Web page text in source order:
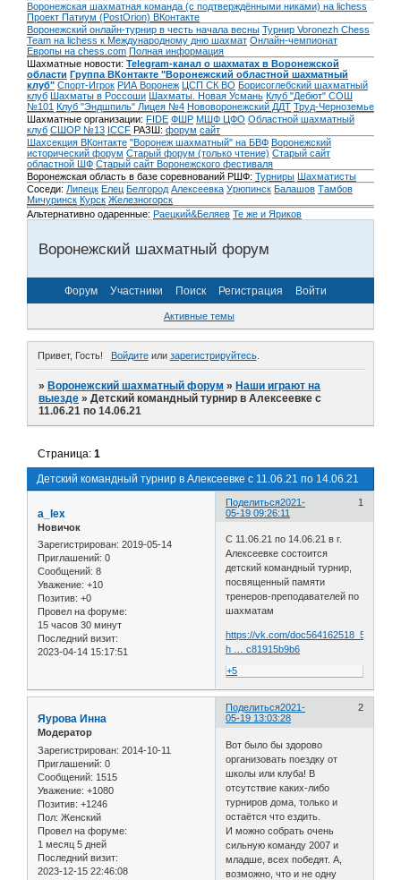
Воронежская шахматная команда (с подтверждёнными никами) на lichess
Проект Патиум (PostOrion) ВКонтакте
Воронежский онлайн-турнир в честь начала весны Турнир Voronezh Chess
Team на lichess к Международному дню шахмат Онлайн-чемпионат
Европы на chess.com Полная информация
Шахматные новости: Telegram-канал о шахматах в Воронежской
области Группа ВКонтакте "Воронежский областной шахматный
клуб" Спорт-Игрок РИА Воронеж ЦСП СК ВО Борисоглебский шахматный
клуб Шахматы в Россоши Шахматы. Новая Усмань Клуб "Дебют" СОШ
№101 Клуб "Эндшпиль" Лицея №4 Нововоронежский ДДТ Труд-Черноземье
Шахматные организации: FIDE ФШР МШФ ЦФО Областной шахматный
клуб СШОР №13 ICCF РАЗШ: форум сайт
Шахсекция ВКонтакте "Воронеж шахматный" на БВФ Воронежский
исторический форум Cтарый форум (только чтение) Старый сайт
областной ШФ Старый сайт Воронежского фестиваля
Воронежская область в базе соревнований РШФ: Турниры Шахматисты
Соседи: Липецк Елец Белгород Алексеевка Урюпинск Балашов Тамбов
Мичуринск Курск Железногорск
Альтернативно одаренные: Раецкий&Беляев Те же и Яриков
Воронежский шахматный форум
Форум Участники Поиск Регистрация Войти
Активные темы
Привет, Гость! Войдитеили зарегистрируйтесь.
»Воронежский шахматный форум »Наши играют на
выезде »Детский командный турнир в Алексеевке с
11.06.21 по 14.06.21
Детский командный турнир в Алексеевке с 11.06.21 по 14.06.21
Страница:1
Поделиться 1
2021-
05-19 09:26:11
a_lex
Новичок
Зарегистрирован: 2019-05-14
Приглашений: 0
Сообщений: 8
Уважение: +10
Позитив: +0
Провел на форуме:
15 часов 30 минут
Последний визит:
2023-04-14 15:17:51
С 11.06.21 по 14.06.21 в г.
Алексеевке состоится
детский командный турнир,
посвященный памяти
тренеров-преподавателей по
шахматам
https://vk.com/
h … c81915b9b6
+5
Поделиться 2
2021-
05-19 13:03:28
Яурова Инна
Модератор
Зарегистрирован: 2014-10-11
Приглашений: 0
Сообщений: 1515
Уважение: +1080
Позитив: +1246
Пол: Женский
Провел на форуме:
1 месяц 5 дней
Последний визит:
2023-12-15 22:46:08
Вот было бы здорово
организовать поездку от
школы или клуба! В
отсутствие каких-либо
турниров дома, только и
остаётся что ездить.
И можно собрать очень
сильную команду 2007 и
младше, всех победят. А,
возможно, что и не одну